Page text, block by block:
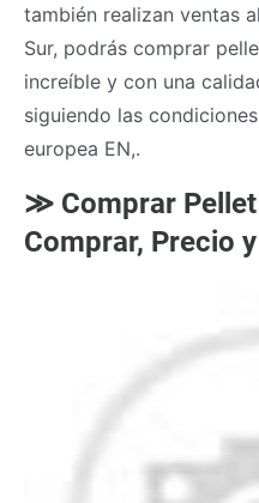
también realizan ventas
Sur, podrás comprar
increíble y con una
siguiendo las
europea EN,.
≫ Comprar
Comprar, Precio